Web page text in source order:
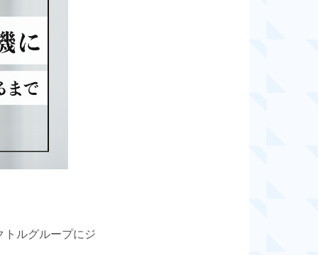
トルグループにジ